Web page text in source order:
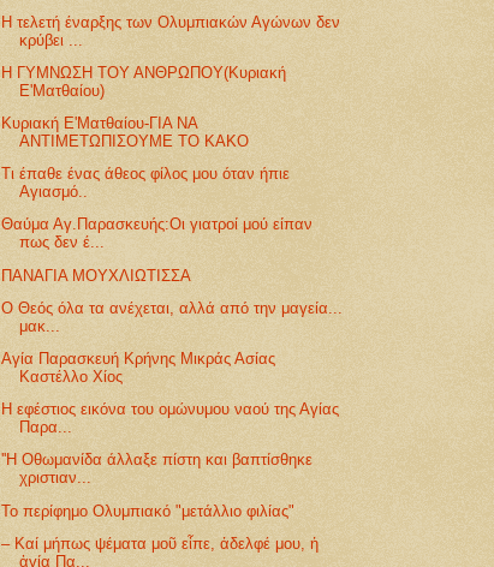
Η τελετή έναρξης των Ολυμπιακών Αγώνων δεν
κρύβει ...
Η ΓΥΜΝΩΣΗ ΤΟΥ ΑΝΘΡΩΠΟΥ(Κυριακή
Ε'Ματθαίου)
Κυριακή Ε'Ματθαίου-ΓΙΑ ΝΑ
ΑΝΤΙΜΕΤΩΠΙΣΟΥΜΕ ΤΟ ΚΑΚΟ
Τι έπαθε ένας άθεος φίλος μου όταν ήπιε
Αγιασμό..
Θαύμα Αγ.Παρασκευής:Οι γιατροί μού είπαν
πως δεν έ...
ΠΑΝΑΓΙΑ ΜΟΥΧΛΙΩΤΙΣΣΑ
Ο Θεός όλα τα ανέχεται, αλλά από την μαγεία...
μακ...
Αγία Παρασκευή Κρήνης Μικράς Ασίας
Καστέλλο Χίος
Η εφέστιος εικόνα του ομώνυμου ναού της Αγίας
Παρα...
''Η Οθωμανίδα άλλαξε πίστη και βαπτίσθηκε
χριστιαν...
Το περίφημο Ολυμπιακό "μετάλλιο φιλίας"
– Καί μήπως ψέματα μοῦ εἶπε, ἀδελφέ μου, ἡ
ἁγία Πα...